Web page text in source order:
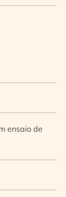
ensaio de